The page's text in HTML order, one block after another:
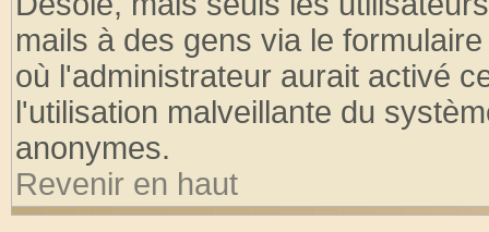
mails à des gens via le
où l'administrateur aurait activé
l'utilisation malveillante du
anonymes.
Revenir en haut